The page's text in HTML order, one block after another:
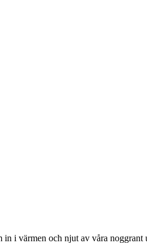
i värmen och njut av våra noggrant